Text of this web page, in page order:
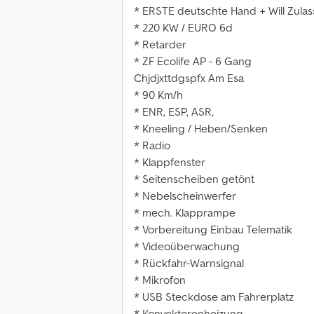
* ERSTE deutschte Hand + Will
* 220 KW / EURO 6d
* Retarder
* ZF Ecolife AP - 6 Gang
Chjdjxttdgspfx Am Esa
* 90 Km/h
* ENR, ESP, ASR,
* Kneeling / Heben/Senken
* Radio
* Klappfenster
* Seitenscheiben getönt
* Nebelscheinwerfer
* mech. Klapprampe
* Vorbereitung Einbau Telematik
* Videoüberwachung
* Rückfahr-Warnsignal
* Mikrofon
* USB Steckdose am Fahrerplatz